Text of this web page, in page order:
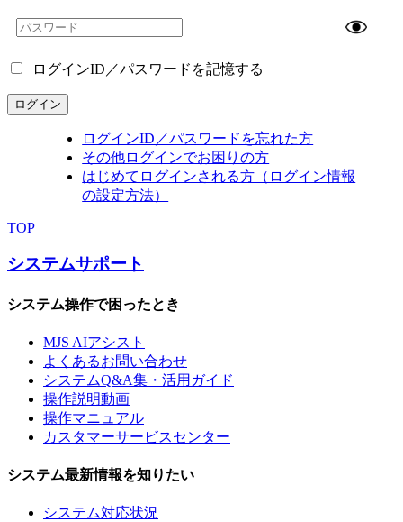
ログインID／パスワードを記憶する
ログイン
ログインID／パスワードを忘れた方
その他ログインでお困りの方
はじめてログインされる方（ログイン情報
の設定方法）
TOP
システムサポート
システム操作で困ったとき
MJS AIアシスト
よくあるお問い合わせ
システムQ&A集・活用ガイド
操作説明動画
操作マニュアル
カスタマーサービスセンター
システム最新情報を知りたい
システム対応状況